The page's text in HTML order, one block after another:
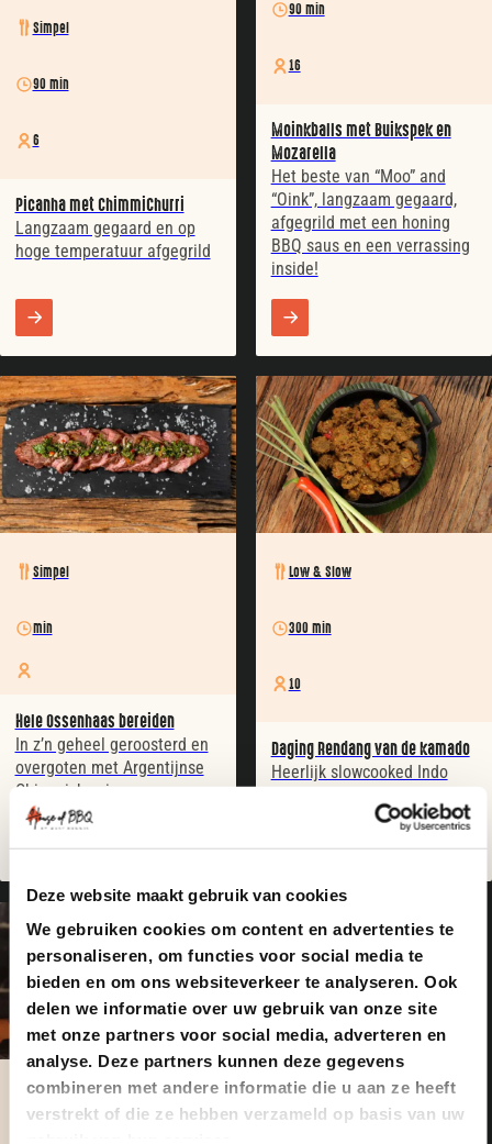
Deze website maakt gebruik van cookies
We gebruiken cookies om content en advertenties te
personaliseren, om functies voor social media te
bieden en om ons websiteverkeer te analyseren. Ook
delen we informatie over uw gebruik van onze site
met onze partners voor social media, adverteren en
analyse. Deze partners kunnen deze gegevens
combineren met andere informatie die u aan ze heeft
verstrekt of die ze hebben verzameld op basis van uw
Simpel
90 min
6
Picanha met ChimmiChurri
Langzaam gegaard en op
hoge temperatuur afgegrild
90 min
16
Moinkballs met Buikspek en
Mozarella
Het beste van “Moo” and
“Oink”, langzaam gegaard,
afgegrild met een honing
BBQ saus en een verrassing
inside!
Simpel
min
Hele Ossenhaas bereiden
In z’n geheel geroosterd en
overgoten met Argentijnse
Chimmichurri
Low & Slow
300 min
10
Daging Rendang van de kamado
Heerlijk slowcooked Indo
Simpel